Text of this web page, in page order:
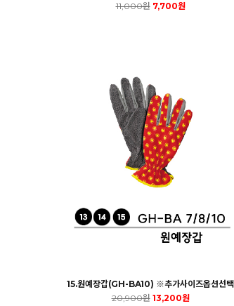
11,000원 7,700원
15.원예장갑(GH-BA10) ※추가사이즈옵션선택
20,900원 13,200원